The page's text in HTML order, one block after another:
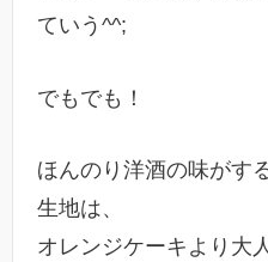
ていう^^;
でもでも！
ほんのり洋酒の味がす
生地は、
オレンジケーキより大